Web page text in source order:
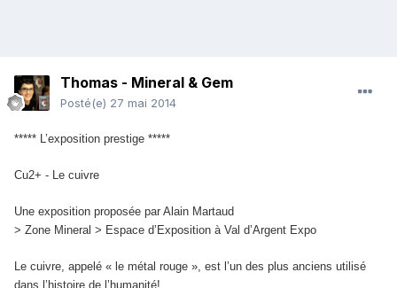
Thomas - Mineral & Gem
Posté(e) 27 mai 2014
***** L’exposition prestige *****
Cu2+ - Le cuivre
Une exposition proposée par Alain Martaud
> Zone Mineral > Espace d’Exposition à Val d’Argent Expo
Le cuivre, appelé « le métal rouge », est l’un des plus anciens utilisé
dans l’histoire de l’humanité!